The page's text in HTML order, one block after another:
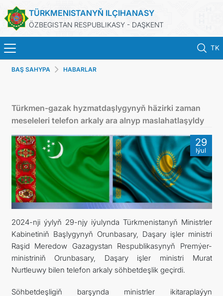
TÜRKMENISTANYŇ ILÇIHANASY
ÖZBEGISTAN RESPUBLIKASY - DAŞKENT
TK
BAŞ SAHYPA
TÜRKMENISTAN
KONSULLYK HYZMATLARY
DIM
ARAGATNAŞYK
BAŞ SAHYPA HABARLAR
Türkmen-gazak hyzmatdaşlygynyň häzirki zaman
meseleleri telefon arkaly ara alnyp maslahatlaşyldy
29
Iýul
2024-nji ýylyň 29-njy iýulynda Türkmenistanyň Ministrler
Kabinetiniň Başlygynyň Orunbasary, Daşary işler ministri
Raşid Meredow Gazagystan Respublikasynyň Premýer-
ministriniň Orunbasary, Daşary işler ministri Murat
Nurtleuwy bilen telefon arkaly söhbetdeşlik geçirdi.
Söhbetdeşligiň barşynda ministrler ikitaraplaýyn